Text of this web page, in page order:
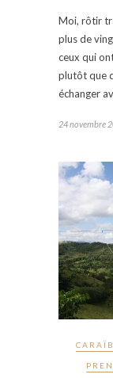
Moi, rôtir
plus de
ceux qui
plutôt que
échanger
24 novembre